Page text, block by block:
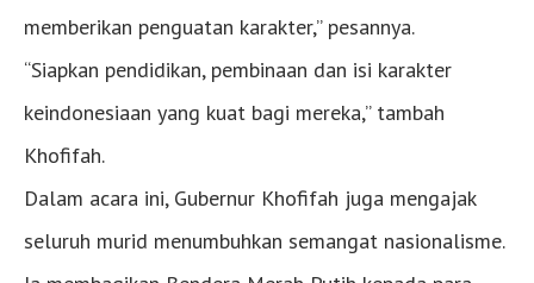
memberikan penguatan karakter,” pesannya.
“Siapkan pendidikan, pembinaan dan isi karakter
keindonesiaan yang kuat bagi mereka,” tambah
Khofifah.
Dalam acara ini, Gubernur Khofifah juga mengajak
seluruh murid menumbuhkan semangat nasionalisme.